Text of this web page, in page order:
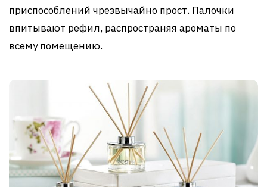
приспособлений чрезвычайно прост. Палочки
впитывают рефил, распространяя ароматы по
всему помещению.